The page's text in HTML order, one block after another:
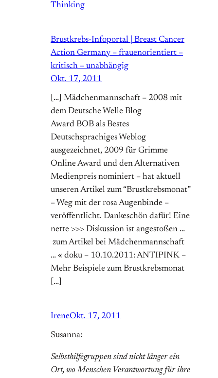
Thinking
Brustkrebs-Infoportal | Breast Cancer
Action Germany – frauenorientiert –
kritisch – unabhängig
Okt. 17, 2011
[…] Mädchenmannschaft – 2008 mit
dem Deutsche Welle Blog
Award BOB als Bestes
Deutschsprachiges Weblog
ausgezeichnet, 2009 für Grimme
Online Award und den Alternativen
Medienpreis nominiert – hat aktuell
unseren Artikel zum “Brustkrebsmonat”
– Weg mit der rosa Augenbinde –
veröffentlicht. Dankeschön dafür! Eine
nette >>> Diskussion ist angestoßen …
zum Artikel bei Mädchenmannschaft
… « doku – 10.10.2011: ANTIPINK –
Mehr Beispiele zum Brustkrebsmonat
[…]
IreneOkt. 17, 2011
Susanna:
Selbsthilfegruppen sind nicht länger ein
Ort, wo Menschen Verantwortung für ihre